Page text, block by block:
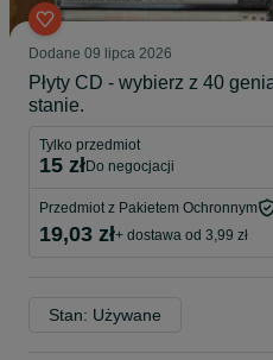
Dodane 09 lipca 2026
Płyty CD - wybierz z 40
stanie.
Tylko przedmiot
15 zł do negocjacji
Przedmiot z Pakietem Ochronnym
19,03 zł+ dostawa od 3,99 zł
Stan: Używane